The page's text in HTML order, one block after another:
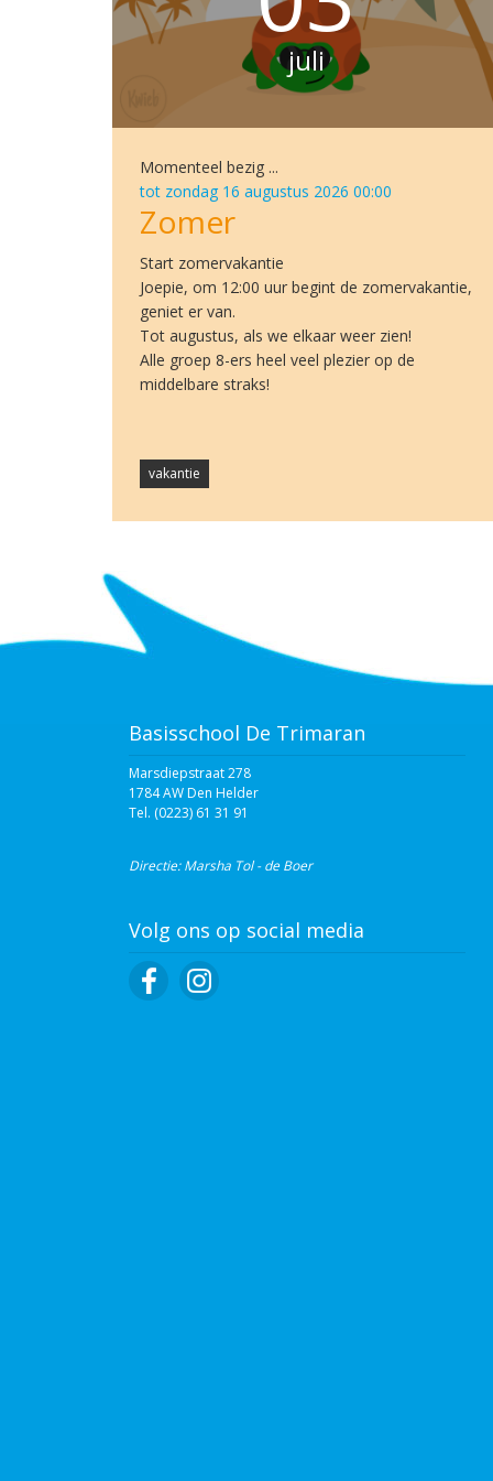
juli
Momenteel bezig ...
tot zondag 16 augustus 2026 00:00
Zomer
Start zomervakantie
Joepie, om 12:00 uur begint de zomervakantie,
geniet er van.
Tot augustus, als we elkaar weer zien!
Alle groep 8-ers heel veel plezier op de
middelbare straks!
vakantie
Basisschool De Trimaran
Marsdiepstraat 278
1784 AW Den Helder
Tel. (0223) 61 31 91‬
Directie: Marsha Tol - de Boer
Volg ons op social media